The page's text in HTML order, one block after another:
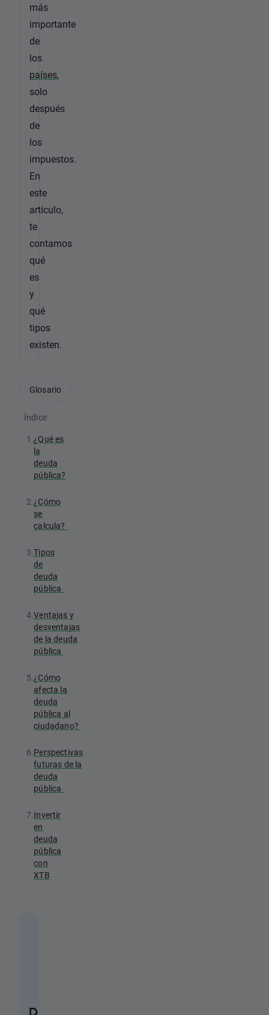
más
importante
de
los
países,
solo
después
de
los
impuestos.
En
este
artículo,
te
contamos
qué
es
y
qué
tipos
existen.
Índice
1.¿Qué es
la
deuda
pública?
2.¿Cómo
se
calcula?
3.Tipos
de
deuda
pública
4.Ventajas y
desventajas
de la deuda
pública
5.¿Cómo
afecta la
deuda
pública al
ciudadano?
6.Perspectivas
futuras de la
deuda
pública
7.Invertir
en
deuda
pública
con
XTB
D
Glosario